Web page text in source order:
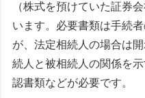
（株式を預けていた証券
います。必要書類は手続
が、法定相続人の場合は
続人と被相続人の関係を
認書類などが必要です。